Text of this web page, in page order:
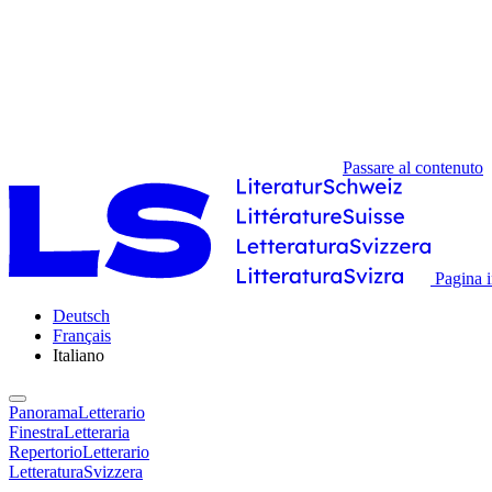
Passare al contenuto
Pagina
Deutsch
Français
Italiano
PanoramaLetterario
FinestraLetteraria
RepertorioLetterario
LetteraturaSvizzera